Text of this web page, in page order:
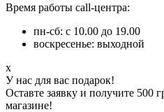
Время работы call-центра:
пн-сб: с 10.00 до 19.00
воскресенье: выходной
x
У нас для вас подарок!
Оставте заявку и получите 500
магазине!